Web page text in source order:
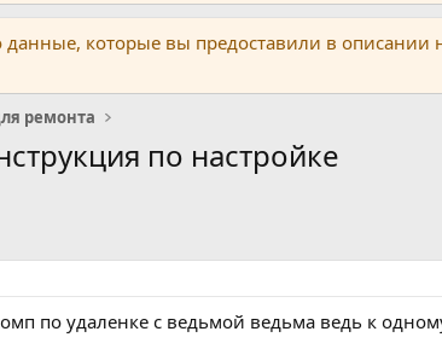
которые вы предоставили в описании
ремонта
по настройке
по удаленке с ведьмой ведьма ведь к